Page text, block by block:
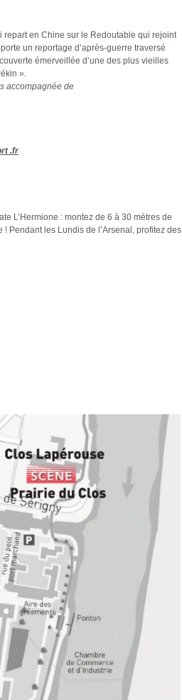
repart en Chine sur le Redoutable qui rejoint
un reportage d’après-guerre traversé
émerveillée d’une des plus vieilles
».
accompagnée de
.fr
L’Hermione : montez de 6 à 30 mètres de
Pendant les Lundis de l’Arsenal, profitez des